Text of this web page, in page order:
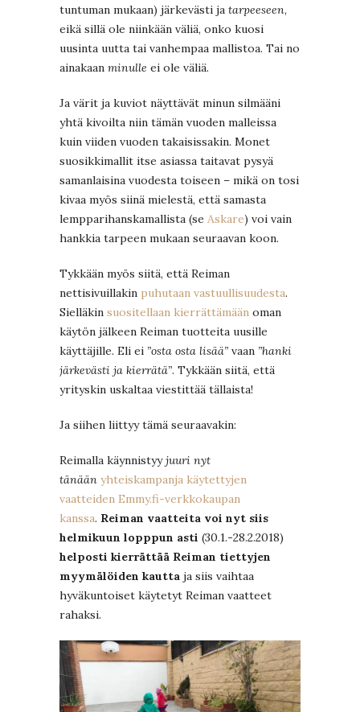
tuntuman mukaan) järkevästi ja tarpeeseen,
eikä sillä ole niinkään väliä, onko kuosi
uusinta uutta tai vanhempaa mallistoa. Tai no
ainakaan minulle ei ole väliä.
Ja värit ja kuviot näyttävät minun silmääni
yhtä kivoilta niin tämän vuoden malleissa
kuin viiden vuoden takaisissakin. Monet
suosikkimallit itse asiassa taitavat pysyä
samanlaisina vuodesta toiseen – mikä on tosi
kivaa myös siinä mielestä, että samasta
lempparihanskamallista (se Askare) voi vain
hankkia tarpeen mukaan seuraavan koon.
Tykkään myös siitä, että Reiman
nettisivuillakin puhutaan vastuullisuudesta.
Sielläkin suositellaan kierrättämään oman
käytön jälkeen Reiman tuotteita uusille
käyttäjille. Eli ei ”osta osta lisää” vaan ”hanki
järkevästi ja kierrätä”. Tykkään siitä, että
yrityskin uskaltaa viestittää tällaista!
Ja siihen liittyy tämä seuraavakin:
Reimalla käynnistyyjuuri nyt
tänään yhteiskampanja käytettyjen
vaatteiden Emmy.fi-verkkokaupan
kanssa. Reiman vaatteita voi nyt siis
helmikuun lopppun asti (30.1.-28.2.2018)
helposti kierrättää Reiman tiettyjen
myymälöiden kautta ja siis vaihtaa
hyväkuntoiset käytetyt Reiman vaatteet
rahaksi.